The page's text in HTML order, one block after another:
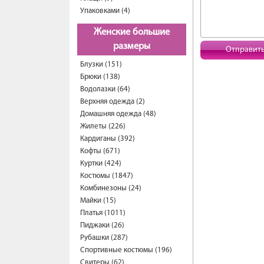
Упаковками (4)
Женские большие
размеры
Блузки (151)
Брюки (138)
Водолазки (64)
Верхняя одежда (2)
Домашняя одежда (48)
Жилеты (226)
Кардиганы (392)
Кофты (671)
Куртки (424)
Костюмы (1847)
Комбинезоны (24)
Майки (15)
Платья (1011)
Пиджаки (26)
Рубашки (287)
Спортивные костюмы (196)